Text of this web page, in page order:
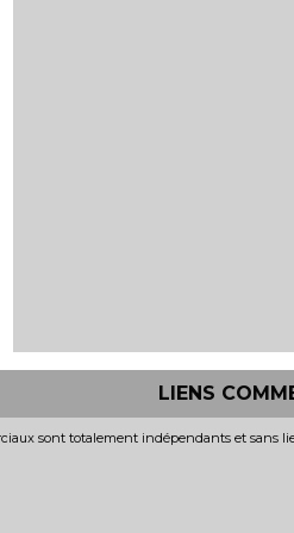
LIENS
sont totalement indépendants et sans